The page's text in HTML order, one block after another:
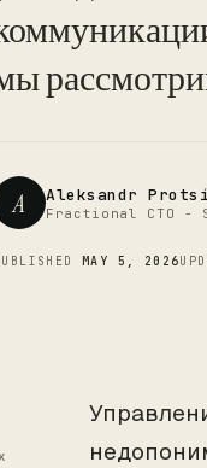
A Aleksandr
Fractional CTO -
MAY 5, 2026